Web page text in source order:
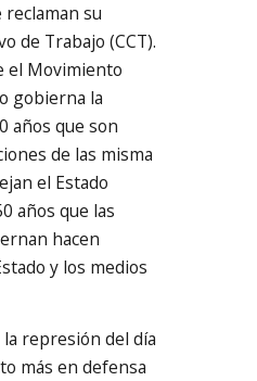
reclaman su
de Trabajo (CCT).
el Movimiento
gobierna la
años que son
de las misma
el Estado
años que las
hacen
y los medios
represión del día
más en defensa